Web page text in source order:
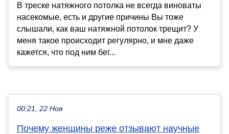
В треске натяжного потолка не всегда виноваты
насекомые, есть и другие причины Вы тоже
слышали, как ваш натяжной потолок трещит? У
меня такое происходит регулярно, и мне даже
кажется, что под ним бег...
00:21, 22 Ноя
Почему женщины реже отзывают научные